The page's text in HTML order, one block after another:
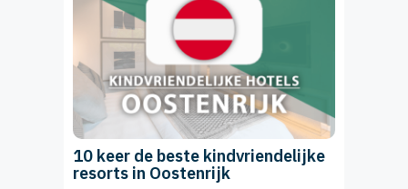
10 keer de beste kindvriendelijke
resorts in Oostenrijk